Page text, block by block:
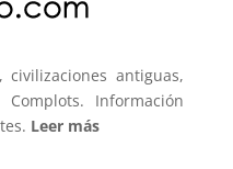
antiguas,
Información
Leer más